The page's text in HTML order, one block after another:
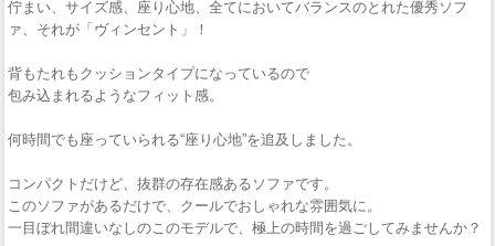
佇まい、サイズ感、座り心地、全てにおいてバランスのとれた優秀ソフ
ァ、それが「ヴィンセント」！
背もたれもクッションタイプになっているので
包み込まれるようなフィット感。
何時間でも座っていられる“座り心地”を追及しました。
コンパクトだけど、抜群の存在感あるソファです。
このソファがあるだけで、クールでおしゃれな雰囲気に。
一目ぼれ間違いなしのこのモデルで、極上の時間を過ごしてみませんか？